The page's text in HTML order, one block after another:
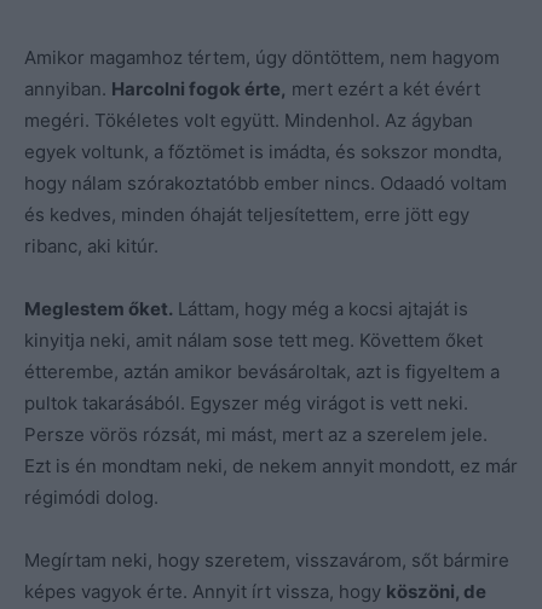
Amikor magamhoz tértem, úgy döntöttem, nem hagyom
annyiban. Harcolni fogok érte, mert ezért a két évért
megéri. Tökéletes volt együtt. Mindenhol. Az ágyban
egyek voltunk, a főztömet is imádta, és sokszor mondta,
hogy nálam szórakoztatóbb ember nincs. Odaadó voltam
és kedves, minden óhaját teljesítettem, erre jött egy
ribanc, aki kitúr.
Meglestem őket. Láttam, hogy még a kocsi ajtaját is
kinyitja neki, amit nálam sose tett meg. Követtem őket
étterembe, aztán amikor bevásároltak, azt is figyeltem a
pultok takarásából. Egyszer még virágot is vett neki.
Persze vörös rózsát, mi mást, mert az a szerelem jele.
Ezt is én mondtam neki, de nekem annyit mondott, ez már
régimódi dolog.
Megírtam neki, hogy szeretem, visszavárom, sőt bármire
képes vagyok érte. Annyit írt vissza, hogy köszöni, de